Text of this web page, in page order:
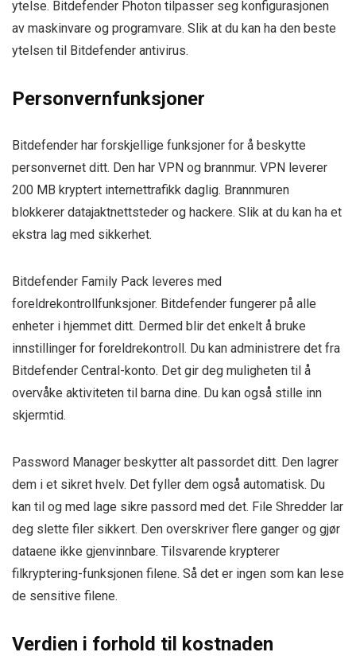
ytelse. Bitdefender Photon tilpasser seg konfigurasjonen
av maskinvare og programvare. Slik at du kan ha den beste
ytelsen til Bitdefender antivirus.
Personvernfunksjoner
Bitdefender har forskjellige funksjoner for å beskytte
personvernet ditt. Den har VPN og brannmur. VPN leverer
200 MB kryptert internettrafikk daglig. Brannmuren
blokkerer datajaktnettsteder og hackere. Slik at du kan ha et
ekstra lag med sikkerhet.
Bitdefender Family Pack leveres med
foreldrekontrollfunksjoner. Bitdefender fungerer på alle
enheter i hjemmet ditt. Dermed blir det enkelt å bruke
innstillinger for foreldrekontroll. Du kan administrere det fra
Bitdefender Central-konto. Det gir deg muligheten til å
overvåke aktiviteten til barna dine. Du kan også stille inn
skjermtid.
Password Manager beskytter alt passordet ditt. Den lagrer
dem i et sikret hvelv. Det fyller dem også automatisk. Du
kan til og med lage sikre passord med det. File Shredder lar
deg slette filer sikkert. Den overskriver flere ganger og gjør
dataene ikke gjenvinnbare. Tilsvarende krypterer
filkryptering-funksjonen filene. Så det er ingen som kan lese
de sensitive filene.
Verdien i forhold til kostnaden